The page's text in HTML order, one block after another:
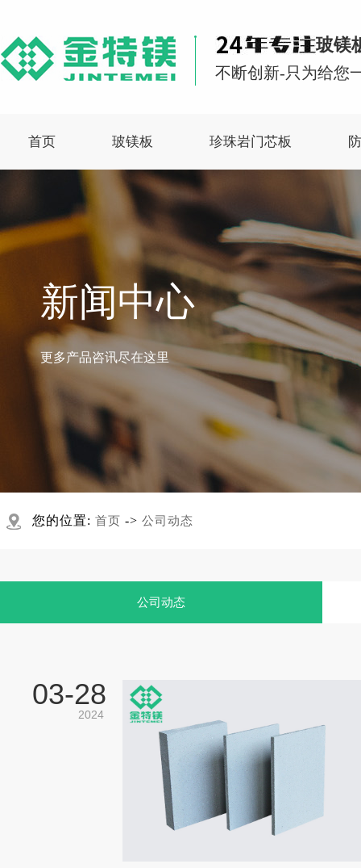
玻镁
不断创新-只为给您
首页 玻镁板 珍珠岩门芯板
新闻中心
更多产品咨讯尽在这里
您的位置: 首页 -> 公司动态
公司动态
03-28
2024